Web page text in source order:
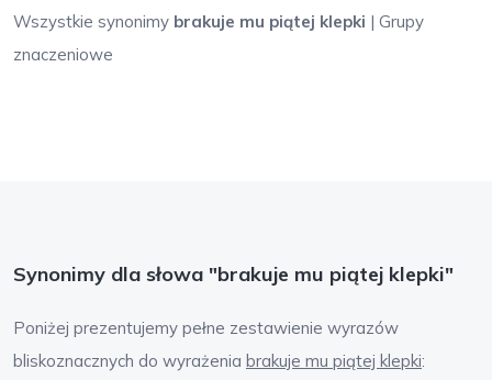
Wszystkie synonimy brakuje mu piątej klepki | Grupy
znaczeniowe
Synonimy dla słowa "brakuje mu piątej klepki"
Poniżej prezentujemy pełne zestawienie wyrazów
bliskoznacznych do wyrażenia brakuje mu piątej klepki: